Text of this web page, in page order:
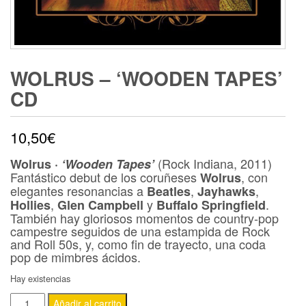
WOLRUS – ‘WOODEN TAPES’
CD
10,50€
Wolrus · ‘Wooden Tapes’(Rock Indiana, 2011)
Fantástico debut de los coruñesesWolrus, con
elegantes resonancias a Beatles, Jayhawks,
Hollies, Glen Campbell y Buffalo Springfield.
También hay gloriosos momentos de country-pop
campestre seguidos de una estampida de Rock
and Roll 50s, y, como fin de trayecto, una coda
pop de mimbres ácidos.
Hay existencias
WOLRUS